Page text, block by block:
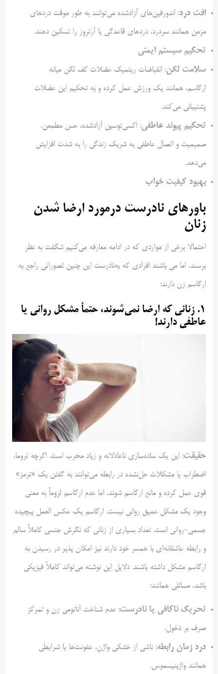
افت درد: اندورفین‌های آزادشده می‌توانند به طور موقت دردهای
مزمن همانند سردرد، دردهای قاعدگی یا آرتروز را تسکین دهند.
تحکیم سیستم ایمنی
سلامت لگن: انقباضات ریتمیک عضلات کف لگن میانه
ارگاسم، همانند یک ورزش عمل کرده و به تحکیم این عضلات
پشتیبانی می‌کند.
تحکیم پیوند عاطفی: اکسی‌توسین آزادشده، حس مطمعن،
صمیمیت و اتصال عاطفی به شریک زندگی را به شدت افزایش
می‌دهد.
بهبود کیفیت خواب
باورهای نادرست درمورد ارضا شدن
زنان
احتمالا برخی از مواردی که در ادامه معارفه می‌کنیم شگفت به‌ نظر
برسند، اما می باشند افرادی که به‌نادرست این چنین تصوراتی راجع به
ارگاسم زن دارند:
۱. زنانی که ارضا نمی‌شوند، حتماً مشکل روانی یا
عاطفی دارند!
حقیقت: این یک ساده‌سازی ناعادلانه و زیاد مخرب است. اگرچه تروما،
اضطراب یا مشکلات حل‌نشده در رابطه می‌توانند به گفتن یک «ترمز»
قوی عمل کرده و مانع ارگاسم شوند، اما عدم ارگاسم لزوماً به معنی
وجود یک مشکل عمیق روانی نیست. ارگاسم یک عکس العمل پیچیده
جسمی-روانی است. تعداد بسیاری از زنانی که نگرش جنسی کاملاً سالم
و رابطه عاشقانه‌ای با همسر خود دارند نیز امکان پذیر در رسیدن به
ارگاسم مشکل داشته باشند. دلایل این نوشته می‌تواند کاملاً فیزیکی
باشد، مسائلی همانند:
تحریک ناکافی یا نادرست: عدم شناخت آناتومی زن و تمرکز
صرف بر دخول.
درد زمان رابطه: ناشی از خشکی واژن، عفونت‌ها یا شرایطی
همانند واژینیسموس.